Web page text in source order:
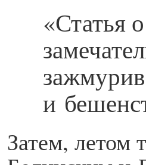
«Статья
и
Затем, летом